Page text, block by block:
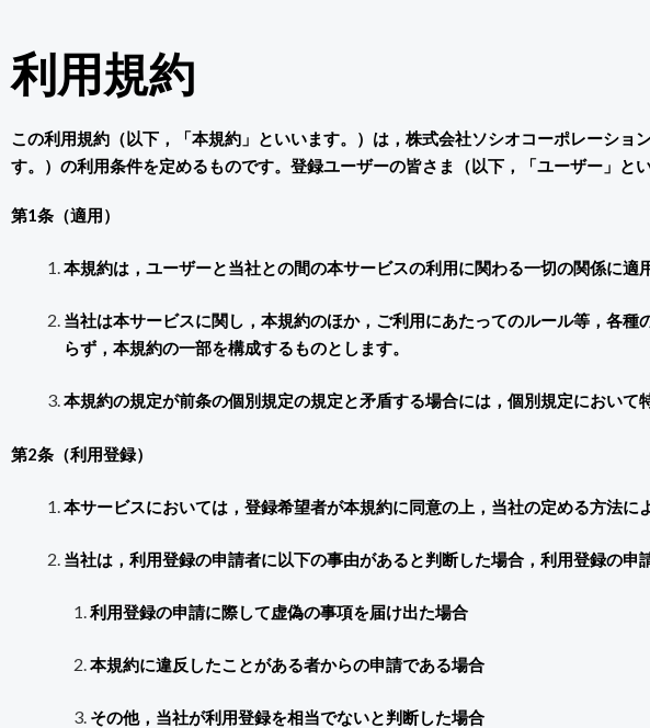
利用規約
この利用規約（以下，「本規約」といいます。）は，株式会社ソシオコーポレーシ
す。）の利用条件を定めるものです。登録ユーザーの皆さま（以下，「ユーザー」と
第1条（適用）
本規約は，ユーザーと当社との間の本サービスの利用に関わる一切の関係に適
当社は本サービスに関し，本規約のほか，ご利用にあたってのルール等，各
らず，本規約の一部を構成するものとします。
本規約の規定が前条の個別規定の規定と矛盾する場合には，個別規定において
第2条（利用登録）
本サービスにおいては，登録希望者が本規約に同意の上，当社の定める方法
当社は，利用登録の申請者に以下の事由があると判断した場合，利用登録の
利用登録の申請に際して虚偽の事項を届け出た場合
本規約に違反したことがある者からの申請である場合
その他，当社が利用登録を相当でないと判断した場合